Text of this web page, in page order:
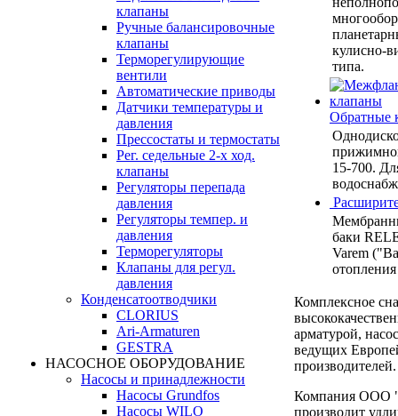
клапаны
Ручные балансировочные
клапаны
Терморегулирующие
вентили
Автоматические приводы
Датчики температуры и
давления
Прессостаты и термостаты
Рег. седельные 2-х ход.
клапаны
Регуляторы перепада
давления
Регуляторы темпер. и
давления
Терморегуляторы
Клапаны для регул.
давления
Конденсатоотводчики
CLORIUS
Ari-Armaturen
GESTRA
НАСОСНОЕ ОБОРУДОВАНИЕ
Насосы и принадлежности
Насосы Grundfos
Насосы WILO
кулисно-
типа.
Обратные
15-700.
баки
Varem
Комплексное
арматурой,
ведущих
производителей.
Компания ООО
производит